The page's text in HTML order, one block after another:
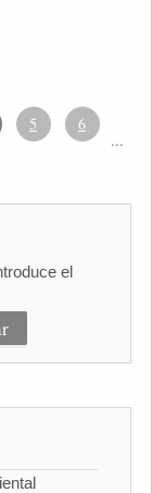
5 6
...
el